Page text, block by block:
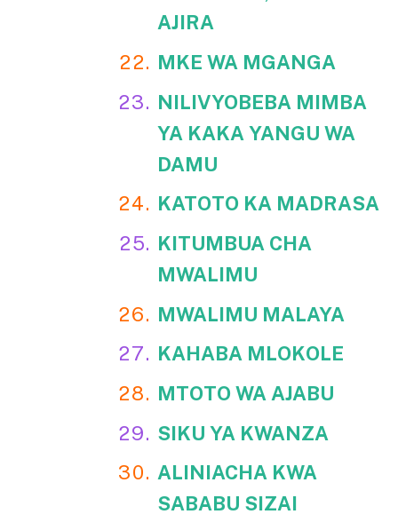
AJIRA
MKE WA MGANGA
NILIVYOBEBA MIMBA
YA KAKA YANGU WA
DAMU
KATOTO KA MADRASA
KITUMBUA CHA
MWALIMU
MWALIMU MALAYA
KAHABA MLOKOLE
MTOTO WA AJABU
SIKU YA KWANZA
ALINIACHA KWA
SABABU SIZAI